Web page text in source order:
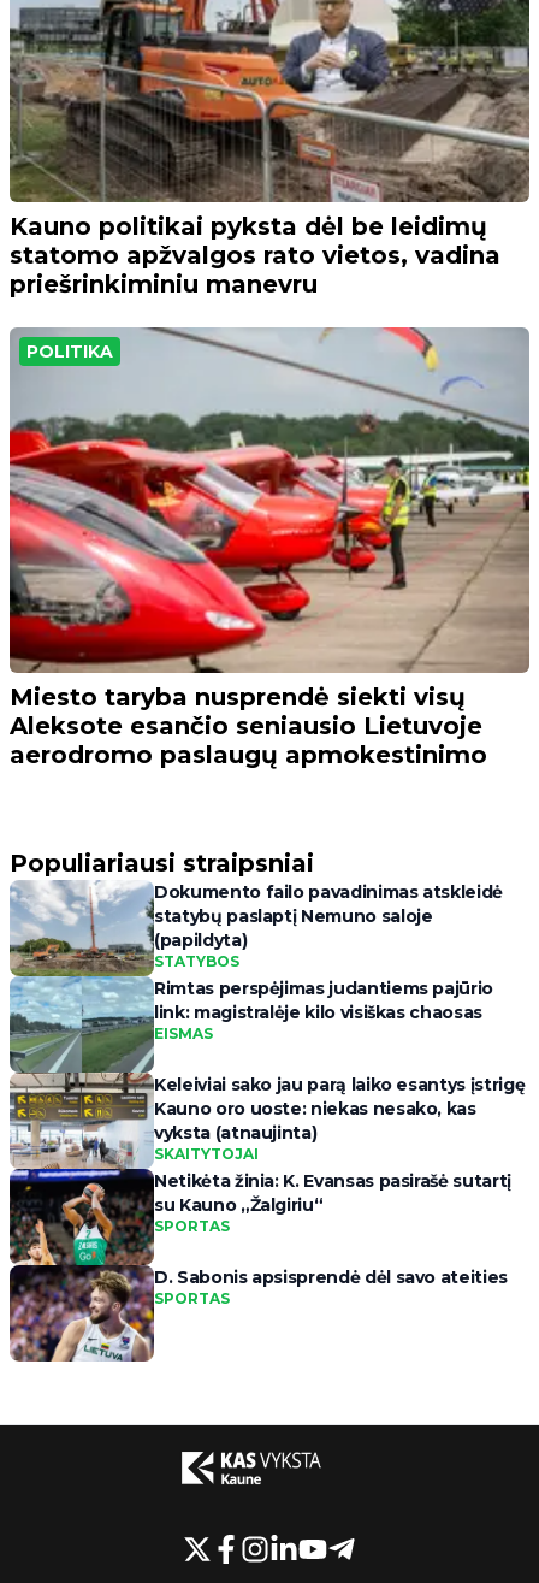
Kauno politikai pyksta dėl be leidimų
statomo apžvalgos rato vietos, vadina
priešrinkiminiu manevru
POLITIKA
Miesto taryba nusprendė siekti visų
Aleksote esančio seniausio Lietuvoje
aerodromo paslaugų apmokestinimo
Populiariausi straipsniai
Dokumento failo pavadinimas atskleidė
statybų paslaptį Nemuno saloje
(papildyta)
STATYBOS
Rimtas perspėjimas judantiems pajūrio
link: magistralėje kilo visiškas chaosas
EISMAS
Keleiviai sako jau parą laiko esantys įstrigę
Kauno oro uoste: niekas nesako, kas
vyksta (atnaujinta)
SKAITYTOJAI
Netikėta žinia: K. Evansas pasirašė sutartį
su Kauno „Žalgiriu“
SPORTAS
D. Sabonis apsisprendė dėl savo ateities
SPORTAS